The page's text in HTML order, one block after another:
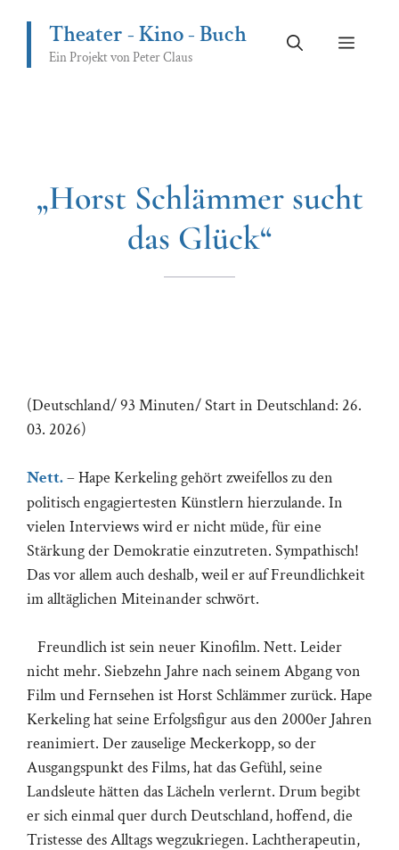
springen
Theater - Kino - Buch
Ein Projekt von Peter Claus
Menü
„Horst Schlämmer sucht
das Glück“
(Deutschland/ 93 Minuten/ Start in Deutschland: 26.
03. 2026)
Nett.– Hape Kerkeling gehört zweifellos zu den
politisch engagiertesten Künstlern hierzulande. In
vielen Interviews wird er nicht müde, für eine
Stärkung der Demokratie einzutreten. Sympathisch!
Das vor allem auch deshalb, weil er auf Freundlichkeit
im alltäglichen Miteinander schwört.
Freundlich ist sein neuer Kinofilm. Nett. Leider
nicht mehr. Siebzehn Jahre nach seinem Abgang von
Film und Fernsehen ist Horst Schlämmer zurück. Hape
Kerkeling hat seine Erfolgsfigur aus den 2000er Jahren
reanimiert. Der zauselige Meckerkopp, so der
Ausgangspunkt des Films, hat das Gefühl, seine
Landsleute hätten das Lächeln verlernt. Drum begibt
er sich einmal quer durch Deutschland, hoffend, die
Tristesse des Alltags wegzukriegen. Lachtherapeutin,